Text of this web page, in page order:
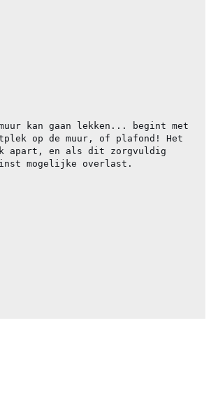
kan gaan lekken... begint met
op de muur, of plafond! Het
apart, en als dit zorgvuldig
mogelijke overlast.